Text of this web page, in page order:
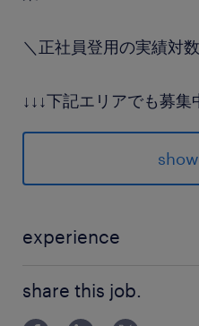
＼正社員登用の実績対
↓↓↓下記エリアでも募集
折尾、黒崎、戸畑、下
■スーツもしくはビジ
派遣先の特徴
一括借り上げ・家賃保
ー！空室対策のリノベ
experience
転免許
share this job.